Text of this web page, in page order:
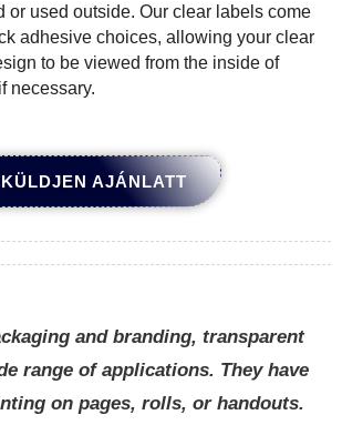
or used outside. Our clear labels come
adhesive choices, allowing your clear
to be viewed from the inside of
necessary.
KÜLDJEN AJÁNLATT
and branding, transparent
range of applications. They have
on pages, rolls, or handouts.